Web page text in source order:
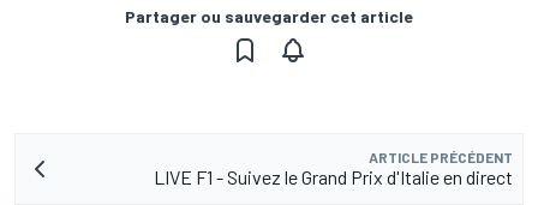
Partager ou sauvegarder cet article
ARTICLE PRÉCÉDENT
LIVE F1 - Suivez le Grand Prix d'Italie en direct